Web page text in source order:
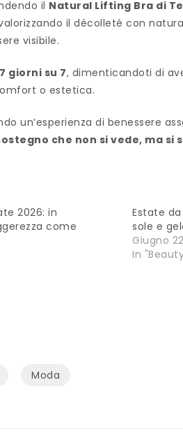
il Natural Lifting Bra di
il décolleté con
visibile.
giorni su 7, dimenticandoti di
o estetica.
un’esperienza di benessere
che non si vede, ma si
2026: in
come
Estate
sole e
Giugno
In
Moda